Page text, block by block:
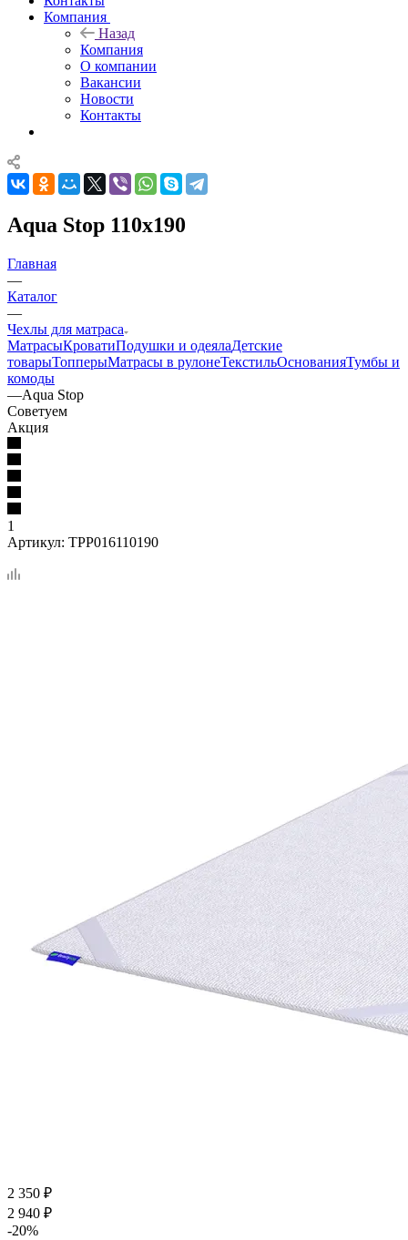
Компания
Назад
Компания
О компании
Вакансии
Новости
Контакты
Aqua Stop 110x190
Главная
—
Каталог
—
Чехлы для матраса
МатрасыКроватиПодушки и одеялаДетские
товарыТопперыМатрасы в рулонеТекстильОснованияТумбы и
комоды
—Aqua Stop
Советуем
Акция
1
Артикул: TPP016110190
2 350 ₽
2 940 ₽
-20%